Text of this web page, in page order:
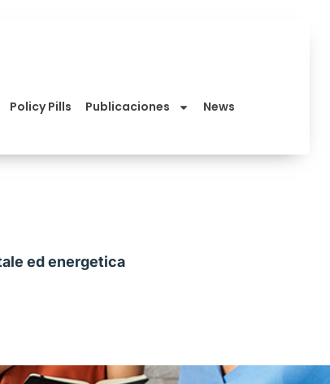
Policy Pills Publicaciones
News
ed energetica